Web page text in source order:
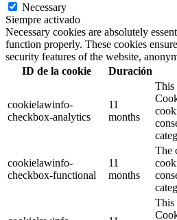
Necessary
Siempre activado
Necessary cookies are absolutely
function properly. These cookies
security features of the website,
ID de la cookie
Duración
cookielawinfo-
checkbox-analytics
11
months
This
cookielawinfo-
checkbox-functional
11
months
The
This